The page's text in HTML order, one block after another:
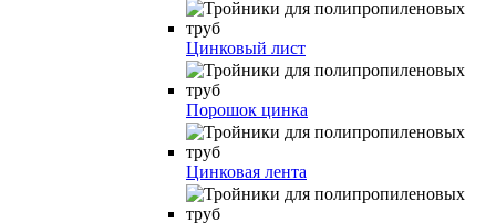
Цинковый лист
Порошок цинка
Цинковая лента